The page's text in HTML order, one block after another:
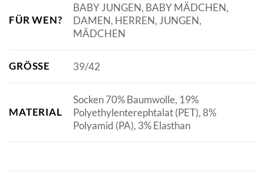
FÜR WEN?
BABY JUNGEN, BABY MÄDCHEN,
DAMEN, HERREN, JUNGEN,
MÄDCHEN
GRÖSSE 39/42
MATERIAL
Socken 70% Baumwolle, 19%
Polyethylenterephtalat (PET), 8%
Polyamid (PA), 3% Elasthan